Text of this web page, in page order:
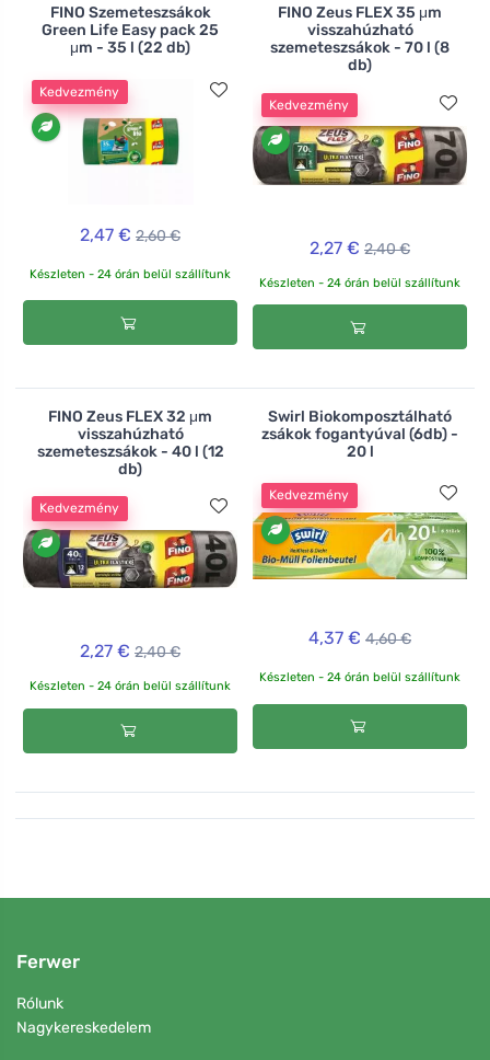
FINO Szemeteszsákok
Green Life Easy pack 25
μm - 35 l (22 db)
Kedvezmény
2,47 € 2,60 €
Készleten - 24 órán belül szállítunk
FINO Zeus FLEX 35 μm
visszahúzható
szemeteszsákok - 70 l (8
db)
Kedvezmény
2,27 € 2,40 €
Készleten - 24 órán belül szállítunk
FINO Zeus FLEX 32 μm
visszahúzható
szemeteszsákok - 40 l (12
db)
Kedvezmény
2,27 € 2,40 €
Készleten - 24 órán belül szállítunk
Swirl Biokomposztálható
zsákok fogantyúval (6db) -
20 l
Kedvezmény
4,37 € 4,60 €
Készleten - 24 órán belül szállítunk
Ferwer
Rólunk
Nagykereskedelem